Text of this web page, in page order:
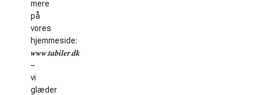
mere
på
vores
hjemmeside:
𝒘𝒘𝒘.𝒕𝒂𝒃𝒊𝒍𝒆𝒓.𝒅𝒌
–
vi
glæder